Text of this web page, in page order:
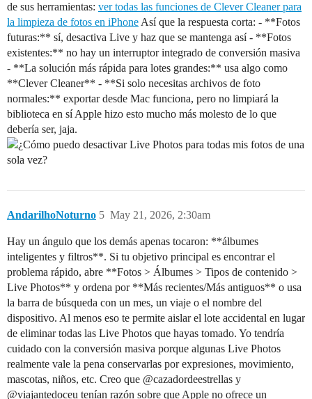
de sus herramientas: ver todas las funciones de Clever Cleaner para
la limpieza de fotos en iPhone Así que la respuesta corta: - **Fotos
futuras:** sí, desactiva Live y haz que se mantenga así - **Fotos
existentes:** no hay un interruptor integrado de conversión masiva
- **La solución más rápida para lotes grandes:** usa algo como
**Clever Cleaner** - **Si solo necesitas archivos de foto
normales:** exportar desde Mac funciona, pero no limpiará la
biblioteca en sí Apple hizo esto mucho más molesto de lo que
debería ser, jaja.
AndarilhoNoturno May 21, 2026, 2:30am
5
Hay un ángulo que los demás apenas tocaron: **álbumes
inteligentes y filtros**. Si tu objetivo principal es encontrar el
problema rápido, abre **Fotos > Álbumes > Tipos de contenido >
Live Photos** y ordena por **Más recientes/Más antiguos** o usa
la barra de búsqueda con un mes, un viaje o el nombre del
dispositivo. Al menos eso te permite aislar el lote accidental en lugar
de eliminar todas las Live Photos que hayas tomado. Yo tendría
cuidado con la conversión masiva porque algunas Live Photos
realmente vale la pena conservarlas por expresiones, movimiento,
mascotas, niños, etc. Creo que @cazadordeestrellas y
@viajantedoceu tenían razón sobre que Apple no ofrece un